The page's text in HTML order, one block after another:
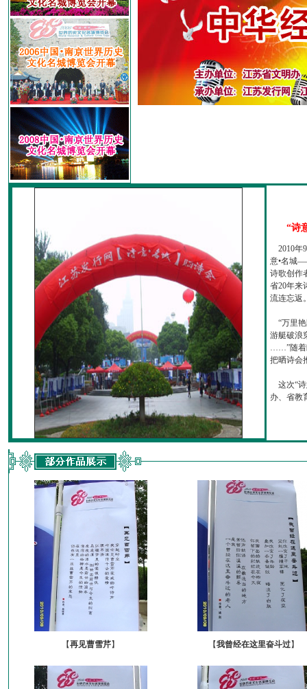
“诗
2010年
意•名城
诗歌创作
省20年来
流连忘返
“万里艳
游艇破浪
……”随着
把晒诗会
这次“诗
办、省教
【再见曹雪芹】 【我曾经在这里奋斗过】